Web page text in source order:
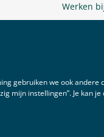
gebruiken we ook andere
mijn instellingen”. Je kan
Werken
Veilig
Contact